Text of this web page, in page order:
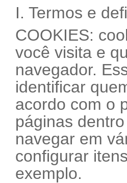
I. Termos e
COOKIES:
você visita e
navegador.
identificar
acordo com o
páginas
navegar em
configurar
exemplo.